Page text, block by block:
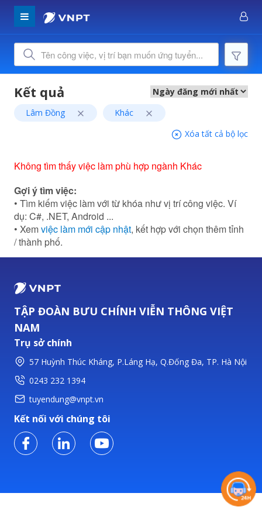
Lâm Đồng
Khác
Xóa tất cả bộ lọc
Không tìm thấy việc làm phù hợp ngành Khác
Gợi ý tìm việc:
• Tìm kiếm việc làm với từ khóa như vị trí công việc. Ví
dụ: C#, .NET, Android ...
• Xemviệc làm mới cập nhật, kết hợp với chọn thêm tỉnh
/ thành phố.
TẬP ĐOÀN BƯU CHÍNH VIỄN THÔNG VIỆT
NAM
Trụ sở chính
57 Huỳnh Thúc Kháng, P.Láng Hạ, Q.Đống Đa, TP. Hà Nội
0243 232 1394
tuyendung@vnpt.vn
Kết nối với chúng tôi